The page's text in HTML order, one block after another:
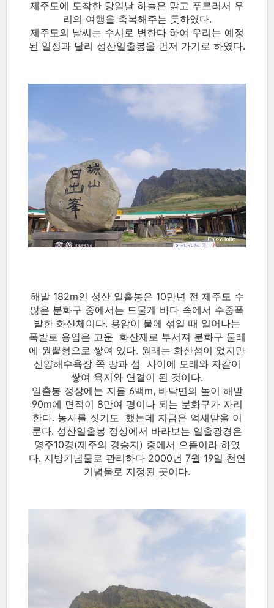
제주도에 도착한 당일날 하늘은 맑고 푸르러서 우
리의 여행을 축복해주는 듯하였다.
제주도의 날씨는 수시로 변한다 하여 우리는 예정
된 일정과 달리 성산일출봉을 먼저 가기로 하였다.
해발 182m인 성산 일출봉은 10만년 전 제주도 수
많은 분화구 중에서는 드물게 바다 속에서 수중폭
발한 화산체이다. 용암이 물에 섞일 때 일어나는
폭발로 용암은 고운 화산재로 부서져 분화구 둘레
에 원뿔형으로 쌓여 있다. 원래는 화산섬이 었지만
신양해수욕장 쪽 땅과 섬 사이에 모래와 자갈이
쌓여 육지와 연결이 된 것이다.
일출봉 정상에는 지름 6백m, 바닥면의 높이 해발
90m에 면적이 8만여 평이나 되는 분화구가 자리
한다. 농사를 짓기도 했는데 지금은 억새밭을 이
룬다. 성산일출봉 정상에서 바라보는 일출광경은
영주10경(제주의 경승지) 중에서 으뜸이라 하였
다. 지방기념물로 관리하다 2000년 7월 19일 천연
기념물로 지정된 곳이다.